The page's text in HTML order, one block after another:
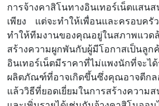
การจ้างคาสิโนทางอินเทอร์เน็ตแสน
เพียง แต่จะทำให้เพื่อนและครอบค
ทำให้ทีมงานของคุณอยู่ในสภาพแวด
สร้างความผูกพันกับผู้มีโอกาสเป็
อินเทอร์เน็ตมีราคาที่ไม่แพงนักที่จะไ
ผลิตภัณฑ์ที่อาจเกิดขึ้นซึ่งคุณอาจตี
แล้ววิธีที่ยอดเยี่ยมในการสร้างความ